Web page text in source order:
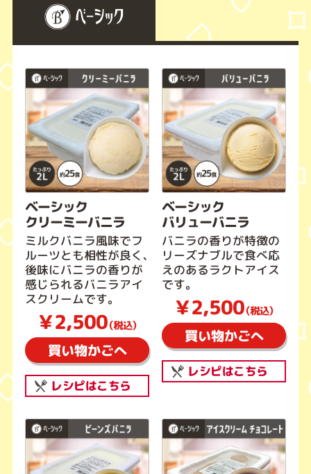
ベーシック
クリーミーバニラ
ミルクバニラ風味でフ
ルーツとも相性が良く、
後味にバニラの香りが
感じられるバニラアイ
スクリームです。
￥2,500（税込）
買い物かごへ
レシピはこちら
ベーシック
バリューバニラ
バニラの香りが特徴の
リーズナブルで食べ応
えのあるラクトアイス
です。
￥2,500（税込）
買い物かごへ
レシピはこちら